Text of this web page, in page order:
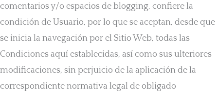
comentarios y/o espacios de blogging, confiere la
condición de Usuario, por lo que se aceptan, desde que
se inicia la navegación por el Sitio Web, todas las
Condiciones aquí establecidas, así como sus ulteriores
modificaciones, sin perjuicio de la aplicación de la
correspondiente normativa legal de obligado